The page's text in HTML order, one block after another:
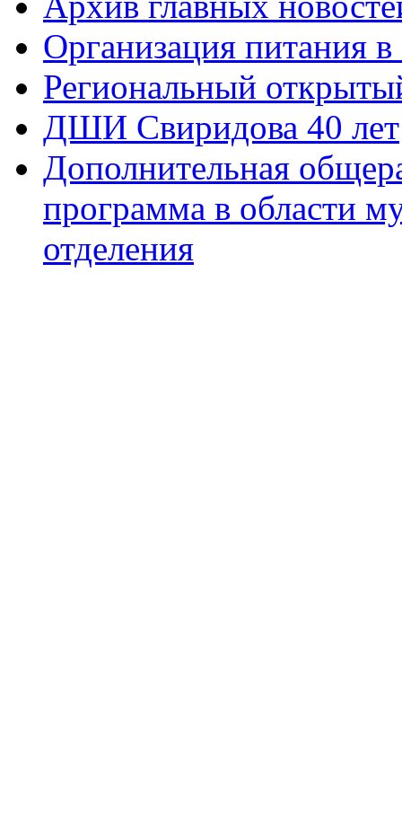
Организация питания в
Региональный
ДШИ Свиридова 40 лет
Дополнительная
программа в области
отделения